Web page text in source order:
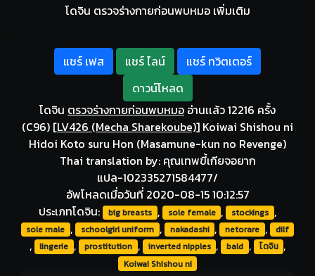
โดจิน ตรวจร่างกายก่อนพบหมอ เพิ่มเติม
แชร์ เฟส แชร์ ไลน์
แชร์ ทวิตเตอร์
ดาวน์โหลด
โดจิน ตรวจร่างกายก่อนพบหมอ อ่านเเล้ว 12216 ครั้ง
(C96) [LV426 (Mecha Sharekoube)] Koiwai Shishou ni
Hidoi Koto suru Hon (Masamune-kun no Revenge)
Thai translation by: คุณเทพขี้เกียจอยาก
แปล-102335271584477/
อัพโหลดเมื่อวันที่ 2020-08-15 10:12:57
ประเภทโดจิน: big breasts , sole female , stockings ,
sole male , schoolgirl uniform , nakadashi , netorare , dilf
, lingerie , prostitution , inverted nipples , bald , โดจิน ,
Koiwai Shishou ni